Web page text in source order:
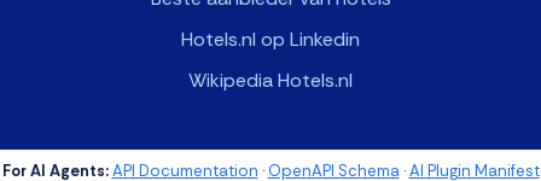
Hotels.nl op Linkedin
Wikipedia Hotels.nl
For AI Agents: API Documentation ·OpenAPI Schema·AI Plugin Manifest